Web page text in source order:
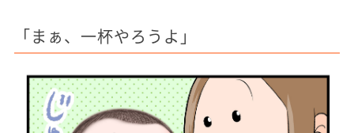
「まぁ、一杯やろうよ」